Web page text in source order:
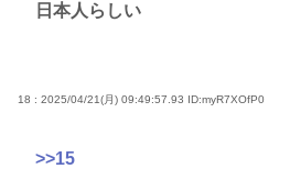
日本人らしい
18 : 2025/04/21(月) 09:49:57.93 ID:myR7XOfP0
>>15